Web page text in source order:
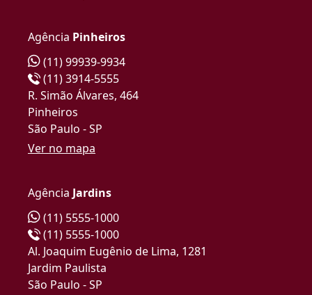
Agência Pinheiros
(11) 99939-9934
(11) 3914-5555
R. Simão Álvares, 464
Pinheiros
São Paulo - SP
Ver no mapa
Agência Jardins
(11) 5555-1000
(11) 5555-1000
Al. Joaquim Eugênio de Lima, 1281
Jardim Paulista
São Paulo - SP